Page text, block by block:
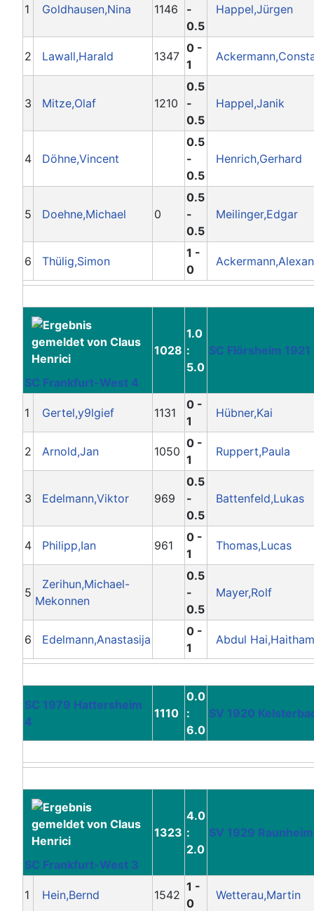
1 Goldhausen,Nina 1146
-
0.5
Happel,Jürgen
2 Lawall,Harald 1347
0 -
1
3 Mitze,Olaf 1210
0.5
-
0.5
Happel,Janik
4 Döhne,Vincent
0.5
-
0.5
Henrich,Gerhard
5 Doehne,Michael 0
0.5
-
0.5
Meilinger,Edgar
6 Thülig,Simon
1 -
0
SC Frankfurt-West 4
1028
1.0
:
5.0
SC Flörsheim 1921
1 Gertel,y9lgief 1131
0 -
1
Hübner,Kai
2 Arnold,Jan 1050
0 -
1
Ruppert,Paula
3 Edelmann,Viktor 969
0.5
-
0.5
Battenfeld,Lukas
4 Philipp,Ian 961
0 -
1
Thomas,Lucas
5
Zerihun,Michael-
Mekonnen
0.5
-
0.5
Mayer,Rolf
6 Edelmann,Anastasija
0 -
1
Abdul Hai,Haitham
SC 1979 Hattersheim
4
1110
0.0
:
6.0
SV 1920
SC Frankfurt-West 3
1323
4.0
:
2.0
SV 1929
1 Hein,Bernd 1542
1 -
0
Wetterau,Martin